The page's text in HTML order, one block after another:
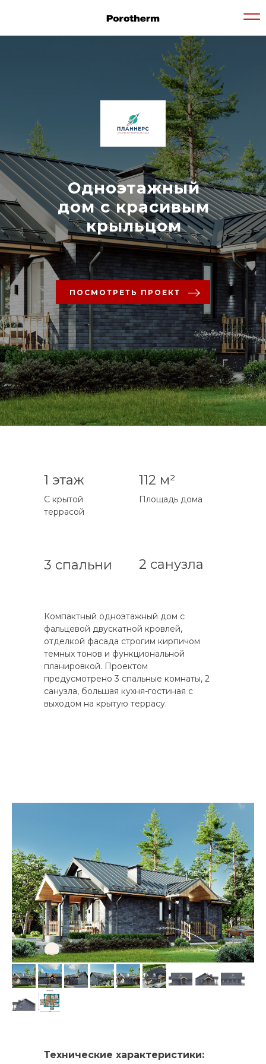
Одноэтажный
дом с красивым
крыльцом
ПОСМОТРЕТЬ ПРОЕКТ
1 этаж 112 м²
Площадь дома
3 спальни 2 санузла
Компактный одноэтажный дом с
фальцевой двускатной кровлей,
отделкой фасада строгим кирпичом
темных тонов и функциональной
планировкой. Проектом
предусмотрено 3 спальные комнаты, 2
санузла, большая кухня-гостиная с
выходом на крытую террасу.
С крытой
террасой
Технические характеристики: